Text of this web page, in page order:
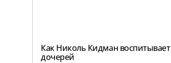
Как Николь Кидман воспитывает
дочерей